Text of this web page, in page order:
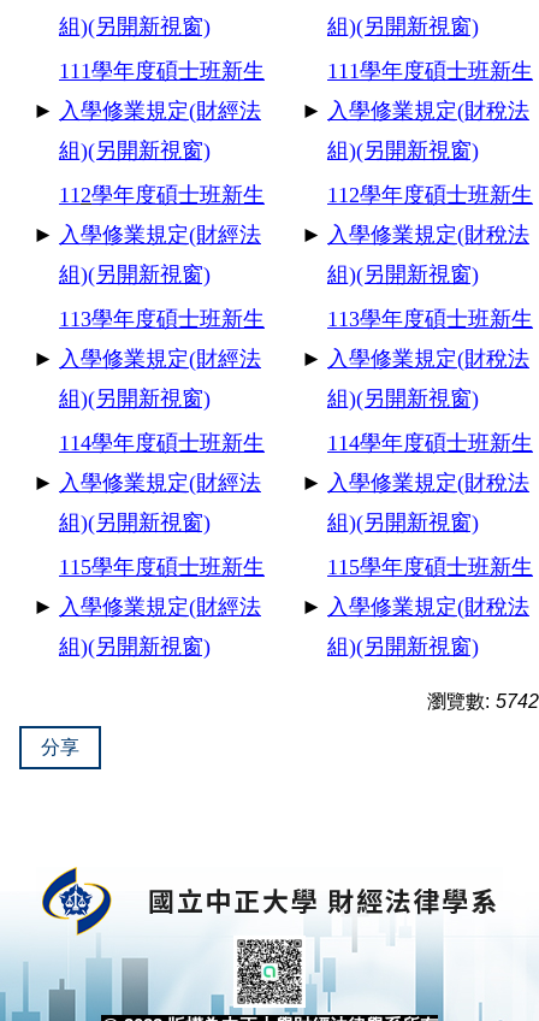
組)(另開新視窗)
組)(另開新視窗)
►
111學年度碩士班新生
入學修業規定(財經法
組)(另開新視窗)
►
111學年度碩士班新生
入學修業規定(財稅法
組)(另開新視窗)
►
11 2學年度碩士班新生
入學修業規定(財經法
組)(另開新視窗)
►
112學年度碩士班新生
入學修業規定(財稅法
組)(另開新視窗)
►
113學年度碩士班新生
入學修業規定(財經法
組)(另開新視窗)
►
113學年度碩士班新生
入學修業規定(財稅法
組)(另開新視窗)
►
114學年度碩士班新生
入學修業規定(財經法
組)(另開新視窗)
►
114學年度碩士班新生
入學修業規定(財稅法
組)(另開新視窗)
►
115學年度碩士班新生
入學修業規定(財經法
組)(另開新視窗)
►
115學年度碩士班新生
入學修業規定(財稅法
組)(另開新視窗)
瀏覽數: 5742
分享